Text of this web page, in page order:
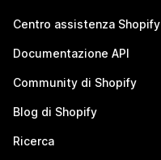
Centro assistenza Shopify
Documentazione API
Community di Shopify
Blog di Shopify
Ricerca